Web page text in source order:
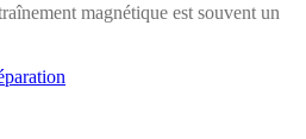
magnétique est souvent un